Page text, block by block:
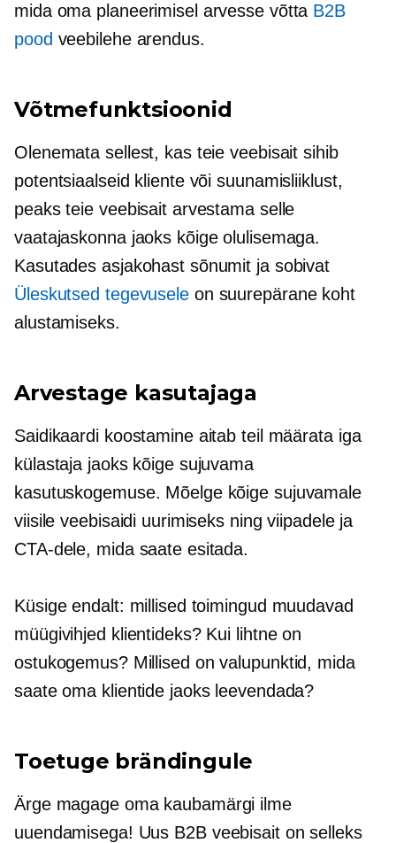
mida oma planeerimisel arvesse võtta B2B
pood veebilehe arendus.
Võtmefunktsioonid
Olenemata sellest, kas teie veebisait sihib
potentsiaalseid kliente või suunamisliiklust,
peaks teie veebisait arvestama selle
vaatajaskonna jaoks kõige olulisemaga.
Kasutades asjakohast sõnumit ja sobivat
Üleskutsed tegevuseleon suurepärane koht
alustamiseks.
Arvestage kasutajaga
Saidikaardi koostamine aitab teil määrata iga
külastaja jaoks kõige sujuvama
kasutuskogemuse. Mõelge kõige sujuvamale
viisile veebisaidi uurimiseks ning viipadele ja
CTA-dele, mida saate esitada.
Küsige endalt: millised toimingud muudavad
müügivihjed klientideks? Kui lihtne on
ostukogemus? Millised on valupunktid, mida
saate oma klientide jaoks leevendada?
Toetuge brändingule
Ärge magage oma kaubamärgi ilme
uuendamisega! Uus B2B veebisait on selleks